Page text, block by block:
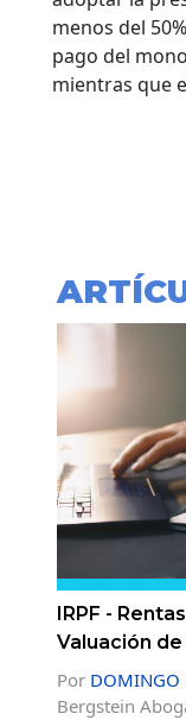
menos del
pago del
mientras que
IRPF -
Valuación
Por DOMINGO
Bergstein